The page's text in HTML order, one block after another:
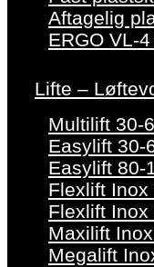
Aftagelig
ERGO VL-
Lifte –
Multilift 30-
Easylift 30-
Easylift 80-
Flexlift
Flexlift
Maxilift
Megalift